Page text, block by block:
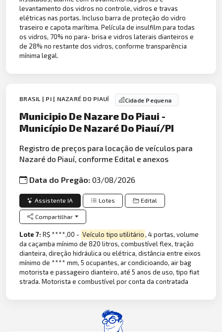
levantamento dos vidros no controle, vidros e travas
elétricas nas portas. Incluso barra de proteção do vidro
traseiro e capota marítima. Película de insulfilm para todas
os vidros, 70% no para- brisa e vidros laterais dianteiros e
de 28% no restante dos vidros, conforme transparência
mínima legal.
BRASIL | PI | NAZARÉ DO PIAUÍ Cidade Pequena
Municipio De Nazare Do Piaui -
Município De Nazaré Do Piauí/PI
Registro de preços para locação de veículos para
Nazaré do Piauí, conforme Edital e anexos
Data do Pregão:03/08/2026
Assistente IA Lotes Edital
Compartilhar
Lote 7:R$ ****,00 - Veículo tipo utilitário, 4 portas, volume
da caçamba mínimo de 820 litros, combustível flex, tração
dianteira, direção hidráulica ou elétrica, distância entre eixos
mínimo de **** mm, 5 ocupantes, ar condicioando, air bag
motorista e passageiro dianteiro, até 5 anos de uso, tipo fiat
strada. Motorista e combustível por conta da contratada